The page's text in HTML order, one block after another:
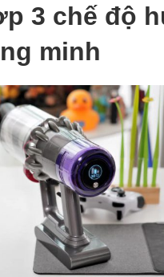
3 chế độ
minh